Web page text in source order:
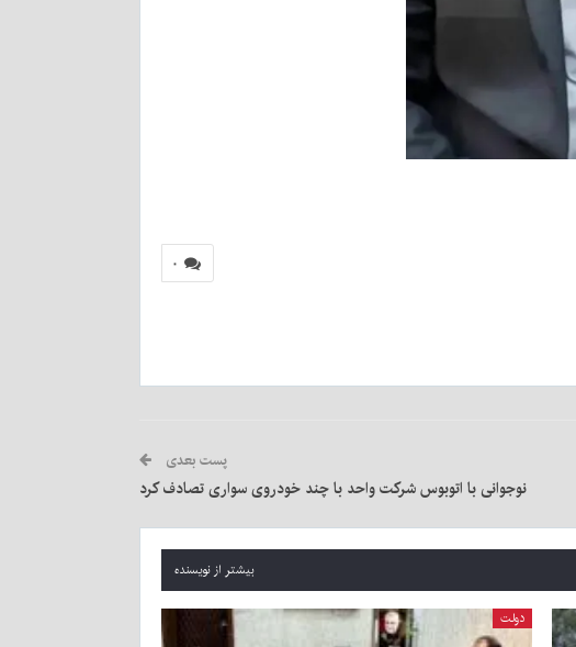
۰
پست بعدی
نوجوانی با اتوبوس شرکت واحد با چند خودروی سواری تصادف کرد
بیشتر از نویسنده
دولت